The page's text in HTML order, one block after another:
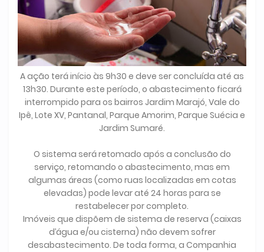
A ação terá início às 9h30 e deve ser concluída até as
13h30. Durante este período, o abastecimento ficará
interrompido para os bairros Jardim Marajó, Vale do
Ipê, Lote XV, Pantanal, Parque Amorim, Parque Suécia e
Jardim Sumaré.
O sistema será retomado após a conclusão do
serviço, retomando o abastecimento, mas em
algumas áreas (como ruas localizadas em cotas
elevadas) pode levar até 24 horas para se
restabelecer por completo.
Imóveis que dispõem de sistema de reserva (caixas
d’água e/ou cisterna) não devem sofrer
desabastecimento. De toda forma, a Companhia